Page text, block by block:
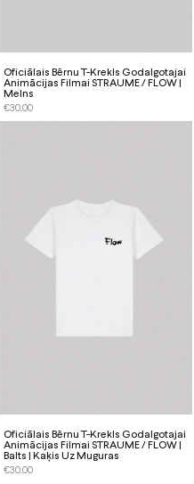
Oficiālais Bērnu T-Krekls Godalgotajai
Animācijas Filmai STRAUME / FLOW |
Melns
€30.00
Oficiālais Bērnu T-Krekls Godalgotajai
Animācijas Filmai STRAUME / FLOW |
Balts | Kaķis Uz Muguras
€30.00